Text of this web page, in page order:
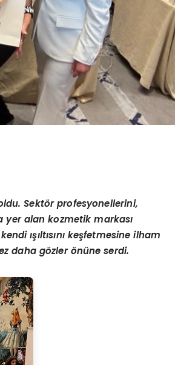
Sektör profesyonellerini,
yer alan kozmetik markası
ışıltısını keşfetmesine ilham
daha gözler önüne serdi.